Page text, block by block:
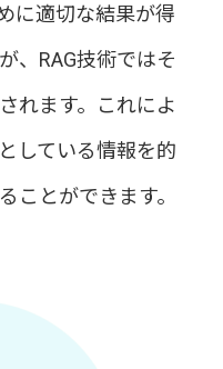
に適切な結果が得
、RAG技術ではそ
れます。これによ
している情報を的
ことができます。